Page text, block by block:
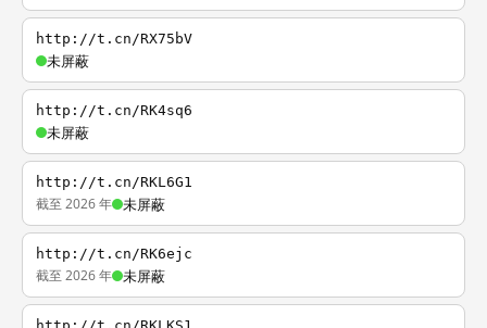
http://t.cn/RX75bV
未屏蔽
http://t.cn/RK4sq6
未屏蔽
http://t.cn/RKL6G1
截至 2026 年 未屏蔽
http://t.cn/RK6ejc
截至 2026 年 未屏蔽